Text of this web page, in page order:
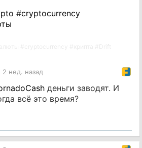
#cryptocurrency
2 нед. назад
деньги заводят. И
всё это время?